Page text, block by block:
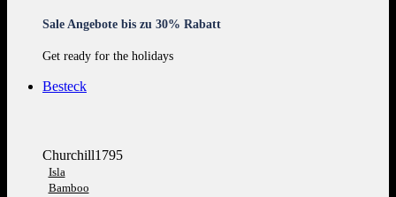
Sale Angebote bis zu 30% Rabatt
Get ready for the holidays
Besteck
Churchill1795
Isla
Bamboo